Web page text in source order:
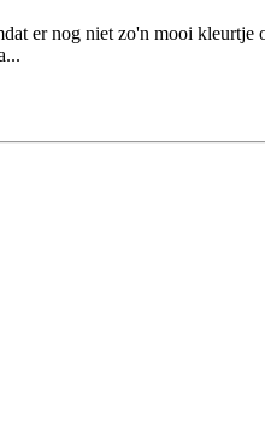
er nog niet zo'n mooi